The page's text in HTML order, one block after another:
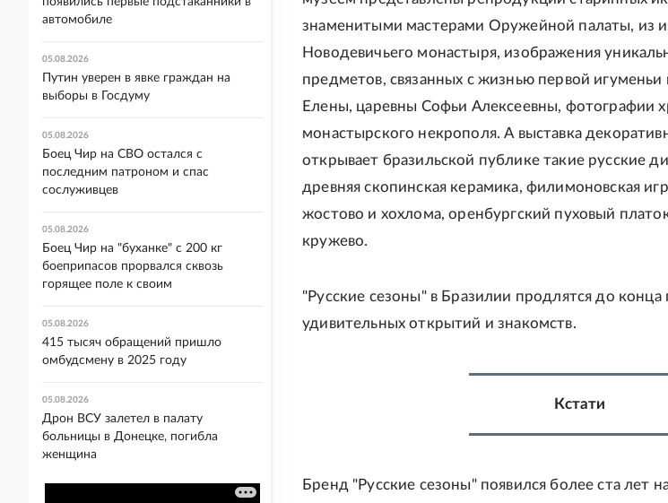
знаменитыми мастерами Оружейной палаты, из
Новодевичьего монастыря, изображения
предметов, связанных с жизнью первой
Елены, царевны Софьи Алексеевны, фотографии
монастырского некрополя. А выставка
открывает бразильской публике такие русские
древняя скопинская керамика, филимоновская
жостово и хохлома, оренбургский пуховый
кружево.
"Русские сезоны" в Бразилии продлятся до
удивительных открытий и знакомств.
Кстати
Бренд "Русские сезоны" появился более ста лет
автомобиле
05.08.2026
Путин уверен в явке граждан на
выборы в Госдуму
05.08.2026
Боец Чир на СВО остался с
последним патроном и спас
сослуживцев
05.08.2026
Боец Чир на "буханке" с 200 кг
боеприпасов прорвался сквозь
горящее поле к своим
05.08.2026
415 тысяч обращений пришло
омбудсмену в 2025 году
05.08.2026
Дрон ВСУ залетел в палату
больницы в Донецке, погибла
женщина